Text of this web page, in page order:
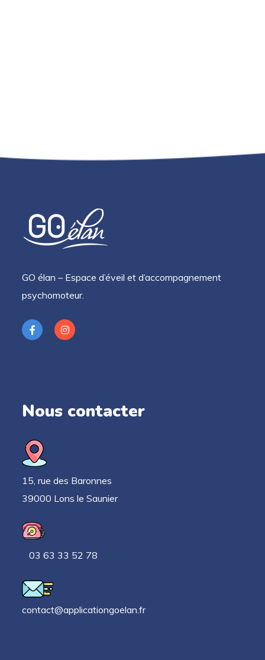
GO élan – Espace d’éveil et d’accompagnement
psychomoteur.
Nous contacter
15, rue des Baronnes
39000 Lons le Saunier
03 63 33 52 78
contact@applicationgoelan.fr